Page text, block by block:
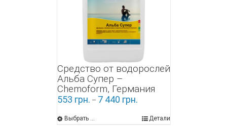
Средство от водорослей
Альба Супер –
Chemoform, Германия
553 грн. – 7 440 грн.
Выбрать ... Детали